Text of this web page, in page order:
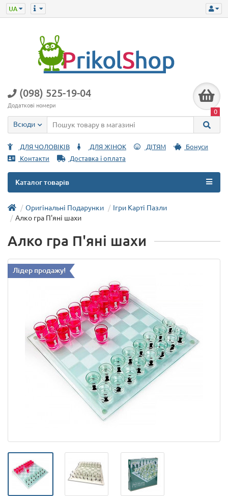
(098) 525-19-04
Додаткові номери
0
Всюди
ДЛЯ ЧОЛОВІКІВ ДЛЯ ЖІНОК ДІТЯМ
Бонуси
Контакти
Доставка і оплата
Каталог товарів
Оригінальні Подарунки
Ігри Карті Пазли
Алко гра П'яні шахи
Алко гра П'яні шахи
Лідер продажу!